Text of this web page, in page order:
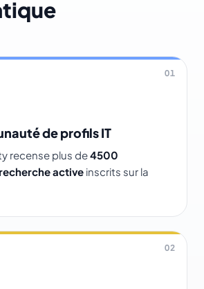
01
de profils IT
recense plus de4500
active inscrits sur la
02